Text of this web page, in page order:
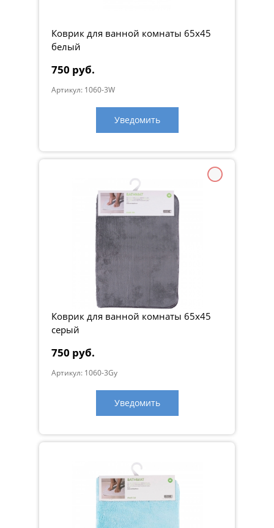
точками.
Коврик SMART гигиеничен. Микрофибра быстро сохнет,
препятствуя размножению бактерий. Микроволокна
коврика сушат кожу ступней и кожу между пальцев,
предотвращая опрелости, предупреждая грибок и т.п.
Является идеальным выбором как для ванной
комнаты, так и для сауны и спа-
Наслаждайтесь!
☼ Мягкий микрофибровый мех
☼ Противоскользящий
☼ Отличное впитывание -
высушивает ноги всего за несколько
Уход: ручная или машинная стирка при температуре 60°C.
Использовать жидкие экосредства для стирки.
отбеливателем.
Произведено в Швеции компанией SMART MICROFIBER
Вес, кг:0.3
Коврик для ванной комнаты 65х45
белый
750 руб.
Артикул: 1060-3W
Уведомить
Коврик для ванной комнаты 65х45
серый
750 руб.
Артикул: 1060-3Gy
Уведомить